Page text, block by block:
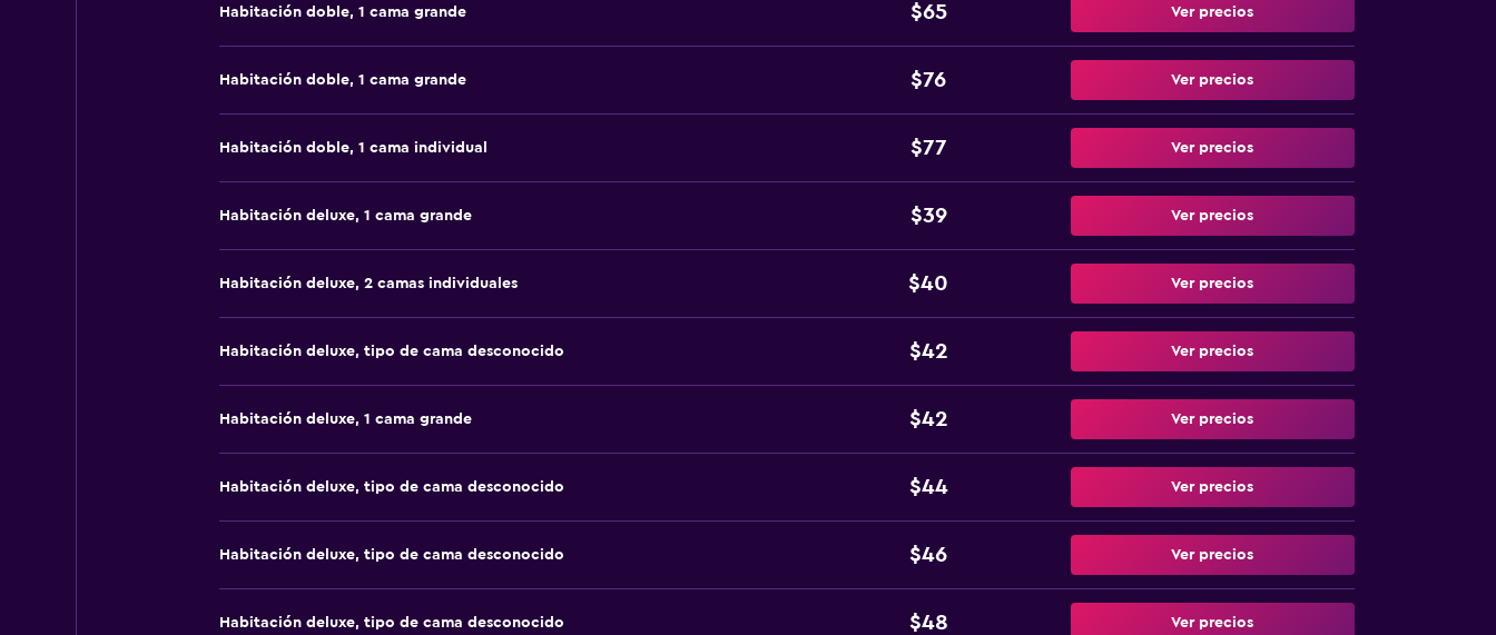
Habitación doble, 1 cama grande $65 Ver precios
Habitación doble, 1 cama grande $76 Ver precios
Habitación doble, 1 cama individual $77 Ver precios
Habitación deluxe, 1 cama grande $39 Ver precios
Habitación deluxe, 2 camas individuales $40 Ver precios
Habitación deluxe, tipo de cama desconocido $42 Ver precios
Habitación deluxe, 1 cama grande $42 Ver precios
Habitación deluxe, tipo de cama desconocido $44 Ver precios
Habitación deluxe, tipo de cama desconocido $46 Ver precios
Habitación deluxe, tipo de cama desconocido $48 Ver precios